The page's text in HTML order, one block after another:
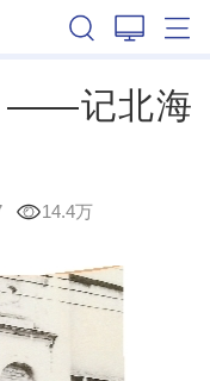
——记北海
14.4万